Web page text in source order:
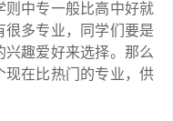
则中专一般比高中好就
多专业，同学们要是
趣爱好来选择。那么
现在比热门的专业，供